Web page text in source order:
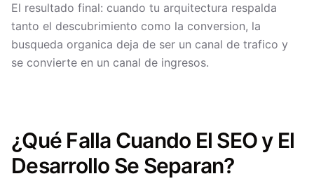
El resultado final: cuando tu arquitectura respalda
tanto el descubrimiento como la conversion, la
busqueda organica deja de ser un canal de trafico y
se convierte en un canal de ingresos.
¿Qué Falla Cuando El SEO y El
Desarrollo Se Separan?